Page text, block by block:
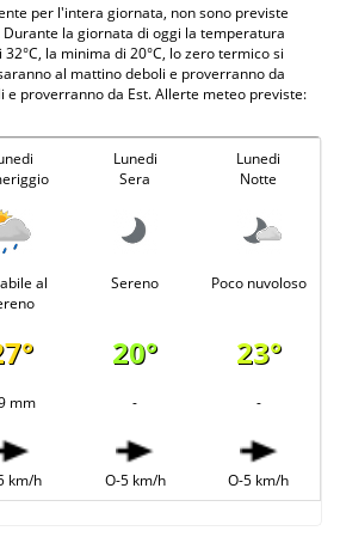
per l'intera giornata, non sono previste
la giornata di oggi la temperatura
la minima di 20°C, lo zero termico si
al mattino deboli e proverranno da
e proverranno da Est. Allerte meteo previste:
Lunedi
Sera
Lunedi
Notte
al
Sereno Poco nuvoloso
20° 23°
mm - -
km/h O-5 km/h O-5 km/h